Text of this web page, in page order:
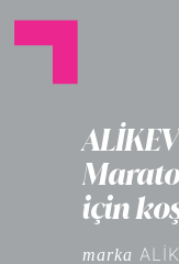
için
marka